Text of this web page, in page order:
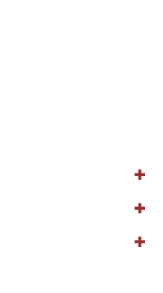
+
+
+